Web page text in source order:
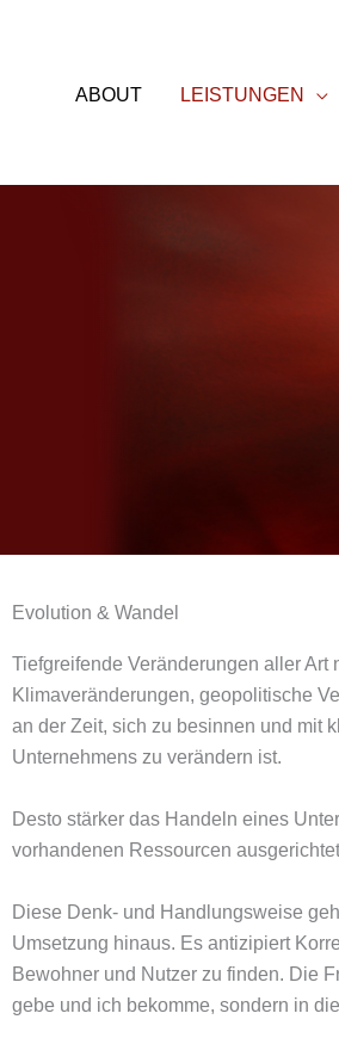
ABOUT
LEISTUNGEN
Evolution & Wandel
Tiefgreifende Veränderungen aller
Klimaveränderungen, geopolitische
an der Zeit, sich zu besinnen und mit
Unternehmens zu verändern ist.
Desto stärker das Handeln eines
vorhandenen Ressourcen
Diese Denk- und Handlungsweise
Umsetzung hinaus. Es antizipiert
Bewohner und Nutzer zu finden. Die
gebe und ich bekomme, sondern in